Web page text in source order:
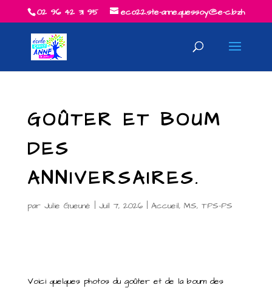
02 96 42 31 95 eco22.ste-anne.quessoy@e-c.bzh
GOÛTER ET BOUM
DES
ANNIVERSAIRES.
par Julie Gueuné | Juil 7, 2026| Accueil, MS, TPS-PS
Voici quelques photos du goûter et de la boum des